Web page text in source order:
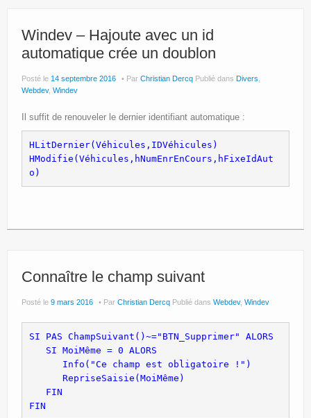
Windev – Hajoute avec un id
automatique crée un doublon
Posté le 14 septembre 2016 Par Christian Dercq Publié dans Divers
Webdev, Windev
Il suffit de renouveler le dernier identifiant automatique :
HLitDernier(Véhicules,IDVéhicules)
HModifie(Véhicules,hNumEnrEnCours,hFixeIdAut
o)
Connaître le champ suivant
Posté le 9 mars 2016 Par Christian Dercq Publié dans Webdev, Windev
SI PAS ChampSuivant()~="BTN_Supprimer" ALORS
   SI MoiMême = 0 ALORS
      Info("Ce champ est obligatoire !")
      RepriseSaisie(MoiMême)
   FIN
FIN